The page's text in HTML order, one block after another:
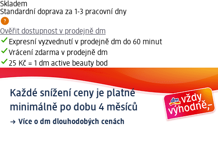
Skladem
Standardní doprava za 1-3 pracovní dny
Ověřit dostupnost v prodejně dm
Expresní vyzvednutí v prodejně dm do 60 minut
Vrácení zdarma v prodejně dm
25 Kč = 1 dm active beauty bod
Každé snížení ceny je platné
minimálně po dobu 4 měsíců
Více o dm dlouhodobých cenách